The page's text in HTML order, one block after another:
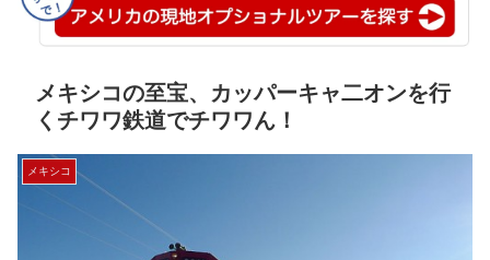
メキシコの至宝、カッパーキャ二オンを行
くチワワ鉄道でチワワん！
メキシコ